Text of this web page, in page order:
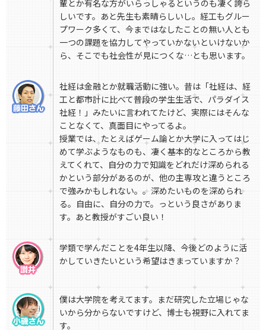
輩とか有名な方がいらっしゃるというのも凄く誇ら
しいです。あと先生も素晴らしいし。経工もグルー
プワーク多くて、今まではなしたことの無い人とも
一つの課題を協力してやっていかないといけないか
ら、そこでも社会性が見につくな…とも思います。
社経は金融とか就職活動に強い。昔は「社経は、経
工と都市計に比べて普段の学生生活で、パラダイス
社経！」みたいに言われてたけど、実際にはそんな
ことなくて、真面目にやってるよ。
授業では、たとえばゲーム論とか大学に入ってはじ
めて学ぶようなものも、凄く基本的なところから教
えてくれて、自分の力で知識をどれだけ深められる
かという部分があるのが、他の主専攻と違うところ
で強みかもしれない。。深めたいものを深められ
る。自由に、自分の力で。っという良さがありま
す。あと教授がすごい良い！
学類で学んだことを4年生以降、今後どのように活
かしていきたいという希望はきまっていますか？
僕は大学院を考えてます。まだ研究した立場じゃな
いから分からないですけど、博士も視野に入れてま
す。